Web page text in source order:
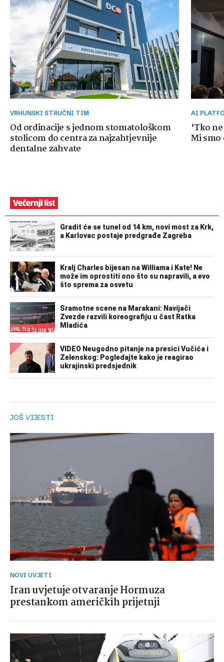
VRHUNSKI STRUČNI TIM
Od ordinacije s jednom stomatološkom
stolicom do centra za najzahtjevnije
dentalne zahvate
AI
‘Tko
Mi
JOŠ VIJESTI
NOVI UVJETI
Iran uvjetuje otvaranje Hormuza
prestankom američkih prijetnji